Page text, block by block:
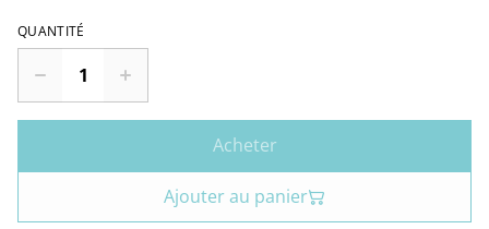
QUANTITÉ
Acheter
Ajouter au panier